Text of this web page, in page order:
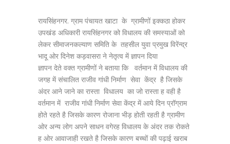
रायसिंहनगर. ग्राम पंचायत खाटा के ग्रामीणों इक्कठा होकर
उपखंड अधिकारी रायसिंहनगर को विधालय की समस्याओं को
लेकर सीमाजनकल्याण समिति के तहसील युवा प्रमुख विरेंन्द्र
भादू ओर दिनेश कड़वासरा ने नेतृत्व में ज्ञापन दिया
ज्ञापन देते वक्त ग्रामीणों ने बताया कि वर्तमान में विधालय की
जगह में संचालित राजीव गांधी निर्माण सेवा केंद्र है जिसके
अंदर आने जाने का रास्ता विधालय का जो रास्ता ह वही है
वर्तमान में राजीव गांधी निर्माण सेवा केंद्र में आये दिन प्रॉग्राम
होते रहते है जिसके कारण रोजाना भीड़ होती रहती है ग्रामीण
ओर अन्य लोग अपने साधन वगेरह विधालय के अंदर तक रोकते
ह ओर आवाजाही रखते है जिसके कारण बच्चों की पढ़ाई खराब